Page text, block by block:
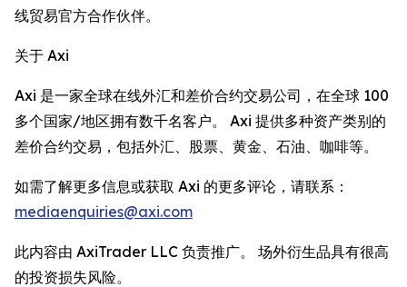
线贸易官方合作伙伴。
关于 Axi
Axi 是一家全球在线外汇和差价合约交易公司，在全球 100
多个国家/地区拥有数千名客户。 Axi 提供多种资产类别的
差价合约交易，包括外汇、股票、黄金、石油、咖啡等。
如需了解更多信息或获取 Axi 的更多评论，请联系：
mediaenquiries@axi.com
此内容由 AxiTrader LLC 负责推广。 场外衍生品具有很高
的投资损失风险。